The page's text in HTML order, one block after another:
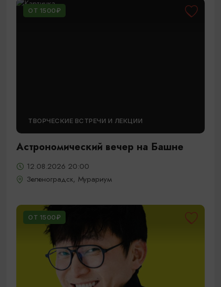
ОТ 1500₽
ТВОРЧЕСКИЕ ВСТРЕЧИ И ЛЕКЦИИ
Астрономический вечер на Башне
12.08.2026 20:00
Зеленоградск, Мурариум
ОТ 1500₽